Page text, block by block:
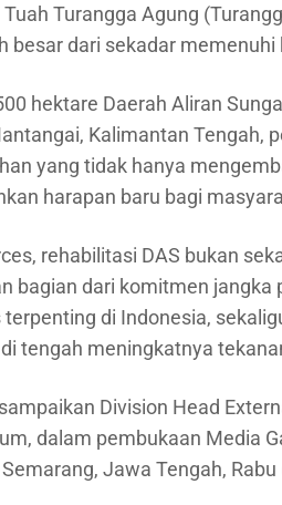
Turangga Agung
besar dari sekadar
hektare Daerah Aliran
Kalimantan Tengah,
yang tidak hanya
harapan baru bagi
rehabilitasi DAS bukan
bagian dari komitmen jangka
di Indonesia,
tengah meningkatnya
Division Head
dalam pembukaan Media
Jawa Tengah,